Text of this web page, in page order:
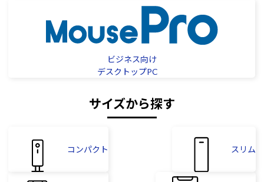
ビジネス向け
デスクトップPC
サイズから探す
コンパクト スリム